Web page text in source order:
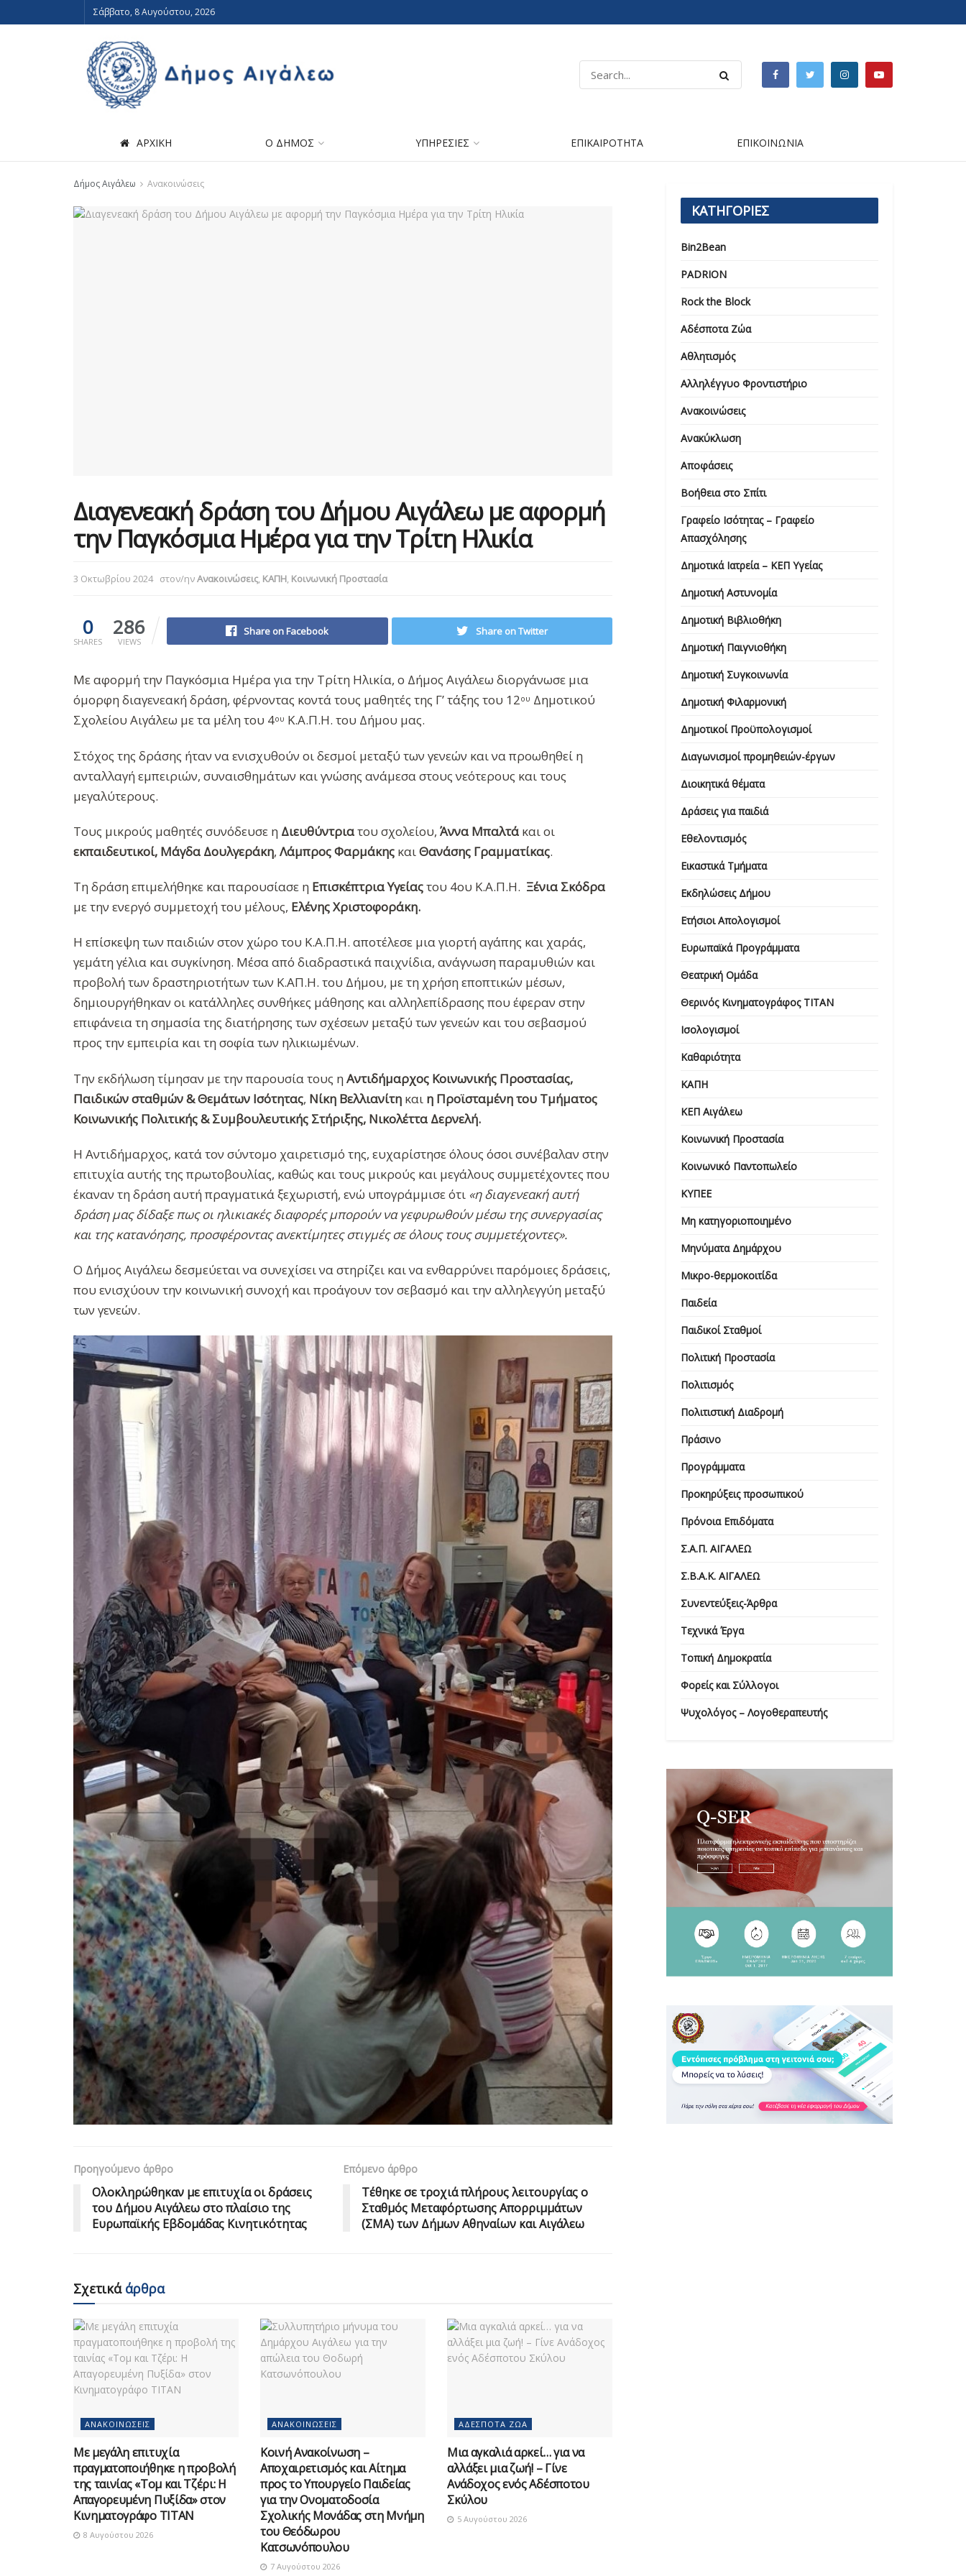
Σάββατο, 8 Αυγούστου, 2026
ΑΡΧΙΚΗ Ο ΔΗΜΟΣ ΥΠΗΡΕΣΙΕΣ ΕΠΙΚΑΙΡΟΤΗΤΑ ΕΠΙΚΟΙΝΩΝΙΑ
Δήμος Αιγάλεω Ανακοινώσεις
Διαγενεακή δράση του Δήμου Αιγάλεω με αφορμή
την Παγκόσμια Ημέρα για την Τρίτη Ηλικία
3 Οκτωβρίου 2024 στον/ηνΑνακοινώσεις, ΚΑΠΗ, Κοινωνική Προστασία
0
SHARES
286
VIEWS
Share on Facebook Share on Twitter
Με αφορμή την Παγκόσμια Ημέρα για την Τρίτη Ηλικία, ο Δήμος Αιγάλεω διοργάνωσε μια
όμορφη διαγενεακή δράση, φέρνοντας κοντά τους μαθητές της Γ’ τάξης του 12ου Δημοτικού
Σχολείου Αιγάλεω με τα μέλη του 4ου Κ.Α.Π.Η. του Δήμου μας.
Στόχος της δράσης ήταν να ενισχυθούν οι δεσμοί μεταξύ των γενεών και να προωθηθεί η
ανταλλαγή εμπειριών, συναισθημάτων και γνώσης ανάμεσα στους νεότερους και τους
μεγαλύτερους.
Τους μικρούς μαθητές συνόδευσε η Διευθύντριατου σχολείου, Άννα Μπαλτά και οι
εκπαιδευτικοί, Μάγδα Δουλγεράκη, Λάμπρος Φαρμάκης καιΘανάσης Γραμματίκας.
Τη δράση επιμελήθηκε και παρουσίασε η Επισκέπτρια Υγείαςτου 4ου Κ.Α.Π.Η. Ξένια Σκόδρα
με την ενεργό συμμετοχή του μέλους, Ελένης Χριστοφοράκη.
Η επίσκεψη των παιδιών στον χώρο του Κ.Α.Π.Η. αποτέλεσε μια γιορτή αγάπης και χαράς,
γεμάτη γέλια και συγκίνηση. Μέσα από διαδραστικά παιχνίδια, ανάγνωση παραμυθιών και
προβολή των δραστηριοτήτων των Κ.ΑΠ.Η. του Δήμου, με τη χρήση εποπτικών μέσων,
δημιουργήθηκαν οι κατάλληλες συνθήκες μάθησης και αλληλεπίδρασης που έφεραν στην
επιφάνεια τη σημασία της διατήρησης των σχέσεων μεταξύ των γενεών και του σεβασμού
προς την εμπειρία και τη σοφία των ηλικιωμένων.
Την εκδήλωση τίμησαν με την παρουσία τους η Αντιδήμαρχος Κοινωνικής Προστασίας,
Παιδικών σταθμών & Θεμάτων Ισότητας, Νίκη Βελλιανίτη και η Προϊσταμένη του Τμήματος
Κοινωνικής Πολιτικής & Συμβουλευτικής Στήριξης, Νικολέττα Δερνελή.
H Αντιδήμαρχος, κατά τον σύντομο χαιρετισμό της, ευχαρίστησε όλους όσοι συνέβαλαν στην
επιτυχία αυτής της πρωτοβουλίας, καθώς και τους μικρούς και μεγάλους συμμετέχοντες που
έκαναν τη δράση αυτή πραγματικά ξεχωριστή, ενώ υπογράμμισε ότι «η διαγενεακή αυτή
δράση μας δίδαξε πως οι ηλικιακές διαφορές μπορούν να γεφυρωθούν μέσω της συνεργασίας
και της κατανόησης, προσφέροντας ανεκτίμητες στιγμές σε όλους τους συμμετέχοντες».
Ο Δήμος Αιγάλεω δεσμεύεται να συνεχίσει να στηρίζει και να ενθαρρύνει παρόμοιες δράσεις,
που ενισχύουν την κοινωνική συνοχή και προάγουν τον σεβασμό και την αλληλεγγύη μεταξύ
των γενεών.
Προηγούμενο άρθρο
Ολοκληρώθηκαν με επιτυχία οι δράσεις
του Δήμου Αιγάλεω στο πλαίσιο της
Ευρωπαϊκής Εβδομάδας Κινητικότητας
Επόμενο άρθρο
Τέθηκε σε τροχιά πλήρους λειτουργίας ο
Σταθμός Μεταφόρτωσης Απορριμμάτων
(ΣΜΑ) των Δήμων Αθηναίων και Αιγάλεω
Σχετικάάρθρα
ΑΝΑΚΟΙΝΏΣΕΙΣ
Με μεγάλη επιτυχία
πραγματοποιήθηκε η προβολή
της ταινίας «Τομ και Τζέρι: Η
Απαγορευμένη Πυξίδα» στον
Κινηματογράφο ΤΙΤΑΝ
8 Αυγούστου 2026
ΑΝΑΚΟΙΝΏΣΕΙΣ
Κοινή Ανακοίνωση –
Αποχαιρετισμός και Αίτημα
προς το Υπουργείο Παιδείας
για την Ονοματοδοσία
Σχολικής Μονάδας στη Μνήμη
του Θεόδωρου
Κατσωνόπουλου
7 Αυγούστου 2026
ΑΔΈΣΠΟΤΑ ΖΏΑ
Μια αγκαλιά αρκεί… για να
αλλάξει μια ζωή! – Γίνε
Ανάδοχος ενός Αδέσποτου
Σκύλου
5 Αυγούστου 2026
ΚΑΤΗΓΟΡΙΕΣ
Bin2Bean
PADRION
Rock the Block
Αδέσποτα Ζώα
Αθλητισμός
Αλληλέγγυο Φροντιστήριο
Ανακοινώσεις
Ανακύκλωση
Αποφάσεις
Βοήθεια στο Σπίτι
Γραφείο Ισότητας – Γραφείο
Απασχόλησης
Δημοτικά Ιατρεία – ΚΕΠ Υγείας
Δημοτική Αστυνομία
Δημοτική Βιβλιοθήκη
Δημοτική Παιγνιοθήκη
Δημοτική Συγκοινωνία
Δημοτική Φιλαρμονική
Δημοτικοί Προϋπολογισμοί
Διαγωνισμοί προμηθειών-έργων
Διοικητικά θέματα
Δράσεις για παιδιά
Εθελοντισμός
Εικαστικά Τμήματα
Εκδηλώσεις Δήμου
Ετήσιοι Απολογισμοί
Ευρωπαϊκά Προγράμματα
Θεατρική Ομάδα
Θερινός Κινηματογράφος ΤΙΤΑΝ
Ισολογισμοί
Καθαριότητα
ΚΑΠΗ
ΚΕΠ Αιγάλεω
Κοινωνική Προστασία
Κοινωνικό Παντοπωλείο
ΚΥΠΕΕ
Μη κατηγοριοποιημένο
Μηνύματα Δημάρχου
Μικρο-θερμοκοιτίδα
Παιδεία
Παιδικοί Σταθμοί
Πολιτική Προστασία
Πολιτισμός
Πολιτιστική Διαδρομή
Πράσινο
Προγράμματα
Προκηρύξεις προσωπικού
Πρόνοια Επιδόματα
Σ.Α.Π. ΑΙΓΑΛΕΩ
Σ.Β.Α.Κ. ΑΙΓΑΛΕΩ
Συνεντεύξεις-Άρθρα
Τεχνικά Έργα
Τοπική Δημοκρατία
Φορείς και Σύλλογοι
Ψυχολόγος – Λογοθεραπευτής